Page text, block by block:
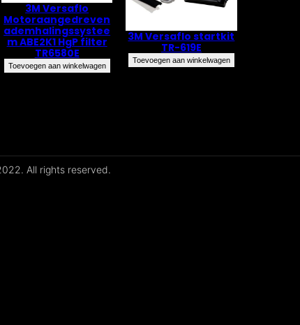
3M Versaflo
Motoraangedreven
ademhalingssystee
m ABE2K1 HgP filter
TR6580E
Toevoegen aan winkelwagen
3M Versaflo startkit
TR-619E
Toevoegen aan winkelwagen
All rights reserved.